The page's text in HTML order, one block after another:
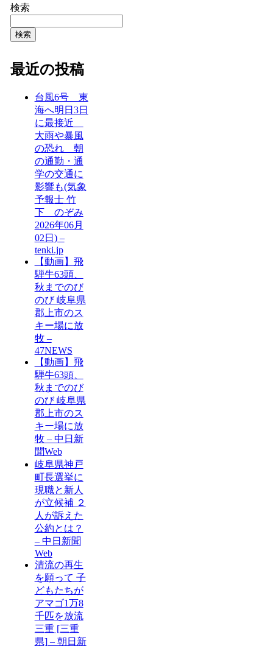
検索
検索
最近の投稿
台風6号 東
海へ明日3日
に最接近
大雨や暴風
の恐れ 朝
の通勤・通
学の交通に
影響も(気象
予報士 竹
下 のぞみ
2026年06月
02日) –
tenki.jp
【動画】飛
騨牛63頭、
秋までのび
のび 岐阜県
郡上市のス
キー場に放
牧 –
47NEWS
【動画】飛
騨牛63頭、
秋までのび
のび 岐阜県
郡上市のス
キー場に放
牧 – 中日新
聞Web
岐阜県神戸
町長選挙に
現職と新人
が立候補 ２
人が訴えた
公約とは？
– 中日新聞
Web
清流の再生
を願って 子
どもたちが
アマゴ1万8
千匹を放流
三重 [三重
県] – 朝日新